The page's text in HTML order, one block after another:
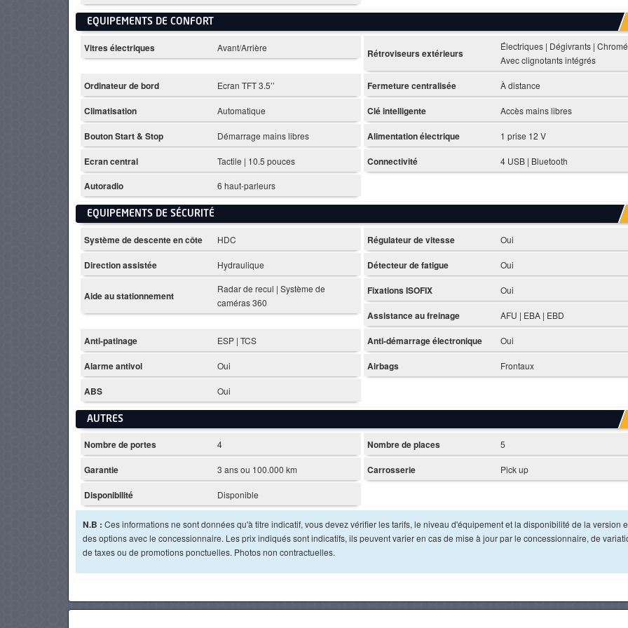
EQUIPEMENTS DE CONFORT
Vitres électriques Avant/Arrière Rétroviseurs extérieurs
Électriques | Dégivrants |
Avec clignotants intégrés
Ordinateur de bord Ecran TFT 3.5’’ Fermeture centralisée À distance
Climatisation Automatique Clé intelligente Accès mains libres
Bouton Start & Stop Démarrage mains libres Alimentation électrique 1 prise 12 V
Ecran central Tactile | 10.5 pouces Connectivité 4 USB | Bluetooth
Autoradio 6 haut-parleurs
EQUIPEMENTS DE SÉCURITÉ
Système de descente en côte HDC Régulateur de vitesse Oui
Direction assistée Hydraulique Détecteur de fatigue Oui
Aide au stationnement
Radar de recul | Système de
caméras 360
Fixations ISOFIX Oui
Assistance au freinage AFU | EBA | EBD
Anti-patinage ESP | TCS Anti-démarrage électronique Oui
Alarme antivol Oui Airbags Frontaux
ABS Oui
AUTRES
Nombre de portes 4 Nombre de places 5
Garantie 3 ans ou 100.000 km Carrosserie Pick up
Disponibilité Disponible
N.B : Ces informations ne sont données qu'à titre indicatif, vous devez vérifier les tarifs, le niveau d'équipement et la disponibilité de la version
des options avec le concessionnaire. Les prix indiqués sont indicatifs, ils peuvent varier en cas de mise à jour par le concessionnaire, de
de taxes ou de promotions ponctuelles. Photos non contractuelles.